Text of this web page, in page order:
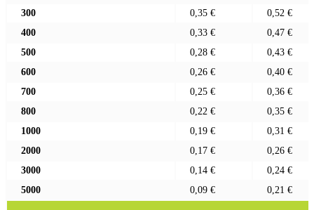
300
0,35 €
0,52 €
400
0,33 €
0,47 €
500
0,28 €
0,43 €
600
0,26 €
0,40 €
700
0,25 €
0,36 €
800
0,22 €
0,35 €
1000
0,19 €
0,31 €
2000
0,17 €
0,26 €
3000
0,14 €
0,24 €
5000
0,09 € 0,21 €